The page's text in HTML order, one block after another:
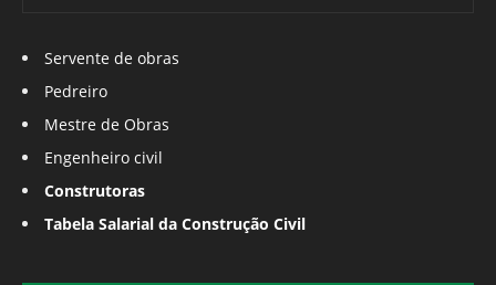
Servente de obras
Pedreiro
Mestre de Obras
Engenheiro civil
Construtoras
Tabela Salarial da Construção Civil